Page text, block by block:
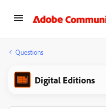
Questions
Digital Editions